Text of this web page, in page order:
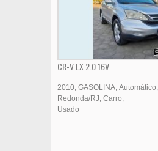
CR-V LX 2.0 16V
2010 GASOLINA Automático
Redonda/RJ Carro
Usado